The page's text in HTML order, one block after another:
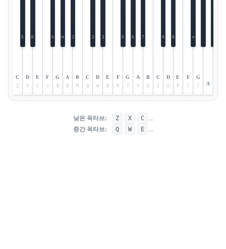
C
Z
D
X
E
C
F
V
G
B
A
N
B
M
C
Q
D
W
E
E
F
R
G
T
A
Y
B
U
C
I
D
O
E
P
F
[
G
] A
S D G H J 2 3 5 6 7 9 0 =
낮은 옥타브: Z X C
...
중간 옥타브:
Q W E ...